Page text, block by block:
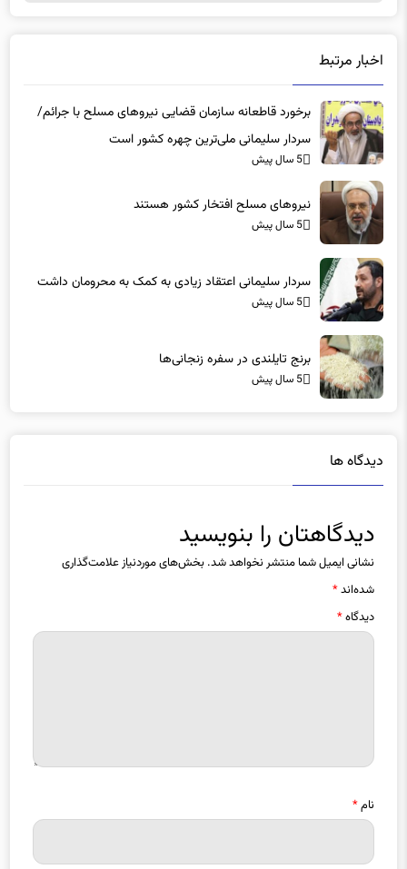
اخبار مرتبط
برخورد قاطعانه سازمان قضایی نیروهای مسلح با جرائم/
سردار سلیمانی ملی‌ترین چهره کشور است
5 سال پیش
نیروهای مسلح افتخار کشور هستند
5 سال پیش
سردار سلیمانی اعتقاد زیادی به کمک به محرومان داشت
5 سال پیش
برنج تایلندی در سفره‌ زنجانی‌ها
5 سال پیش
دیدگاه ها
دیدگاهتان را بنویسید
نشانی ایمیل شما منتشر نخواهد شد. بخش‌های موردنیاز علامت‌گذاری
شده‌اند*
دیدگاه*
نام*